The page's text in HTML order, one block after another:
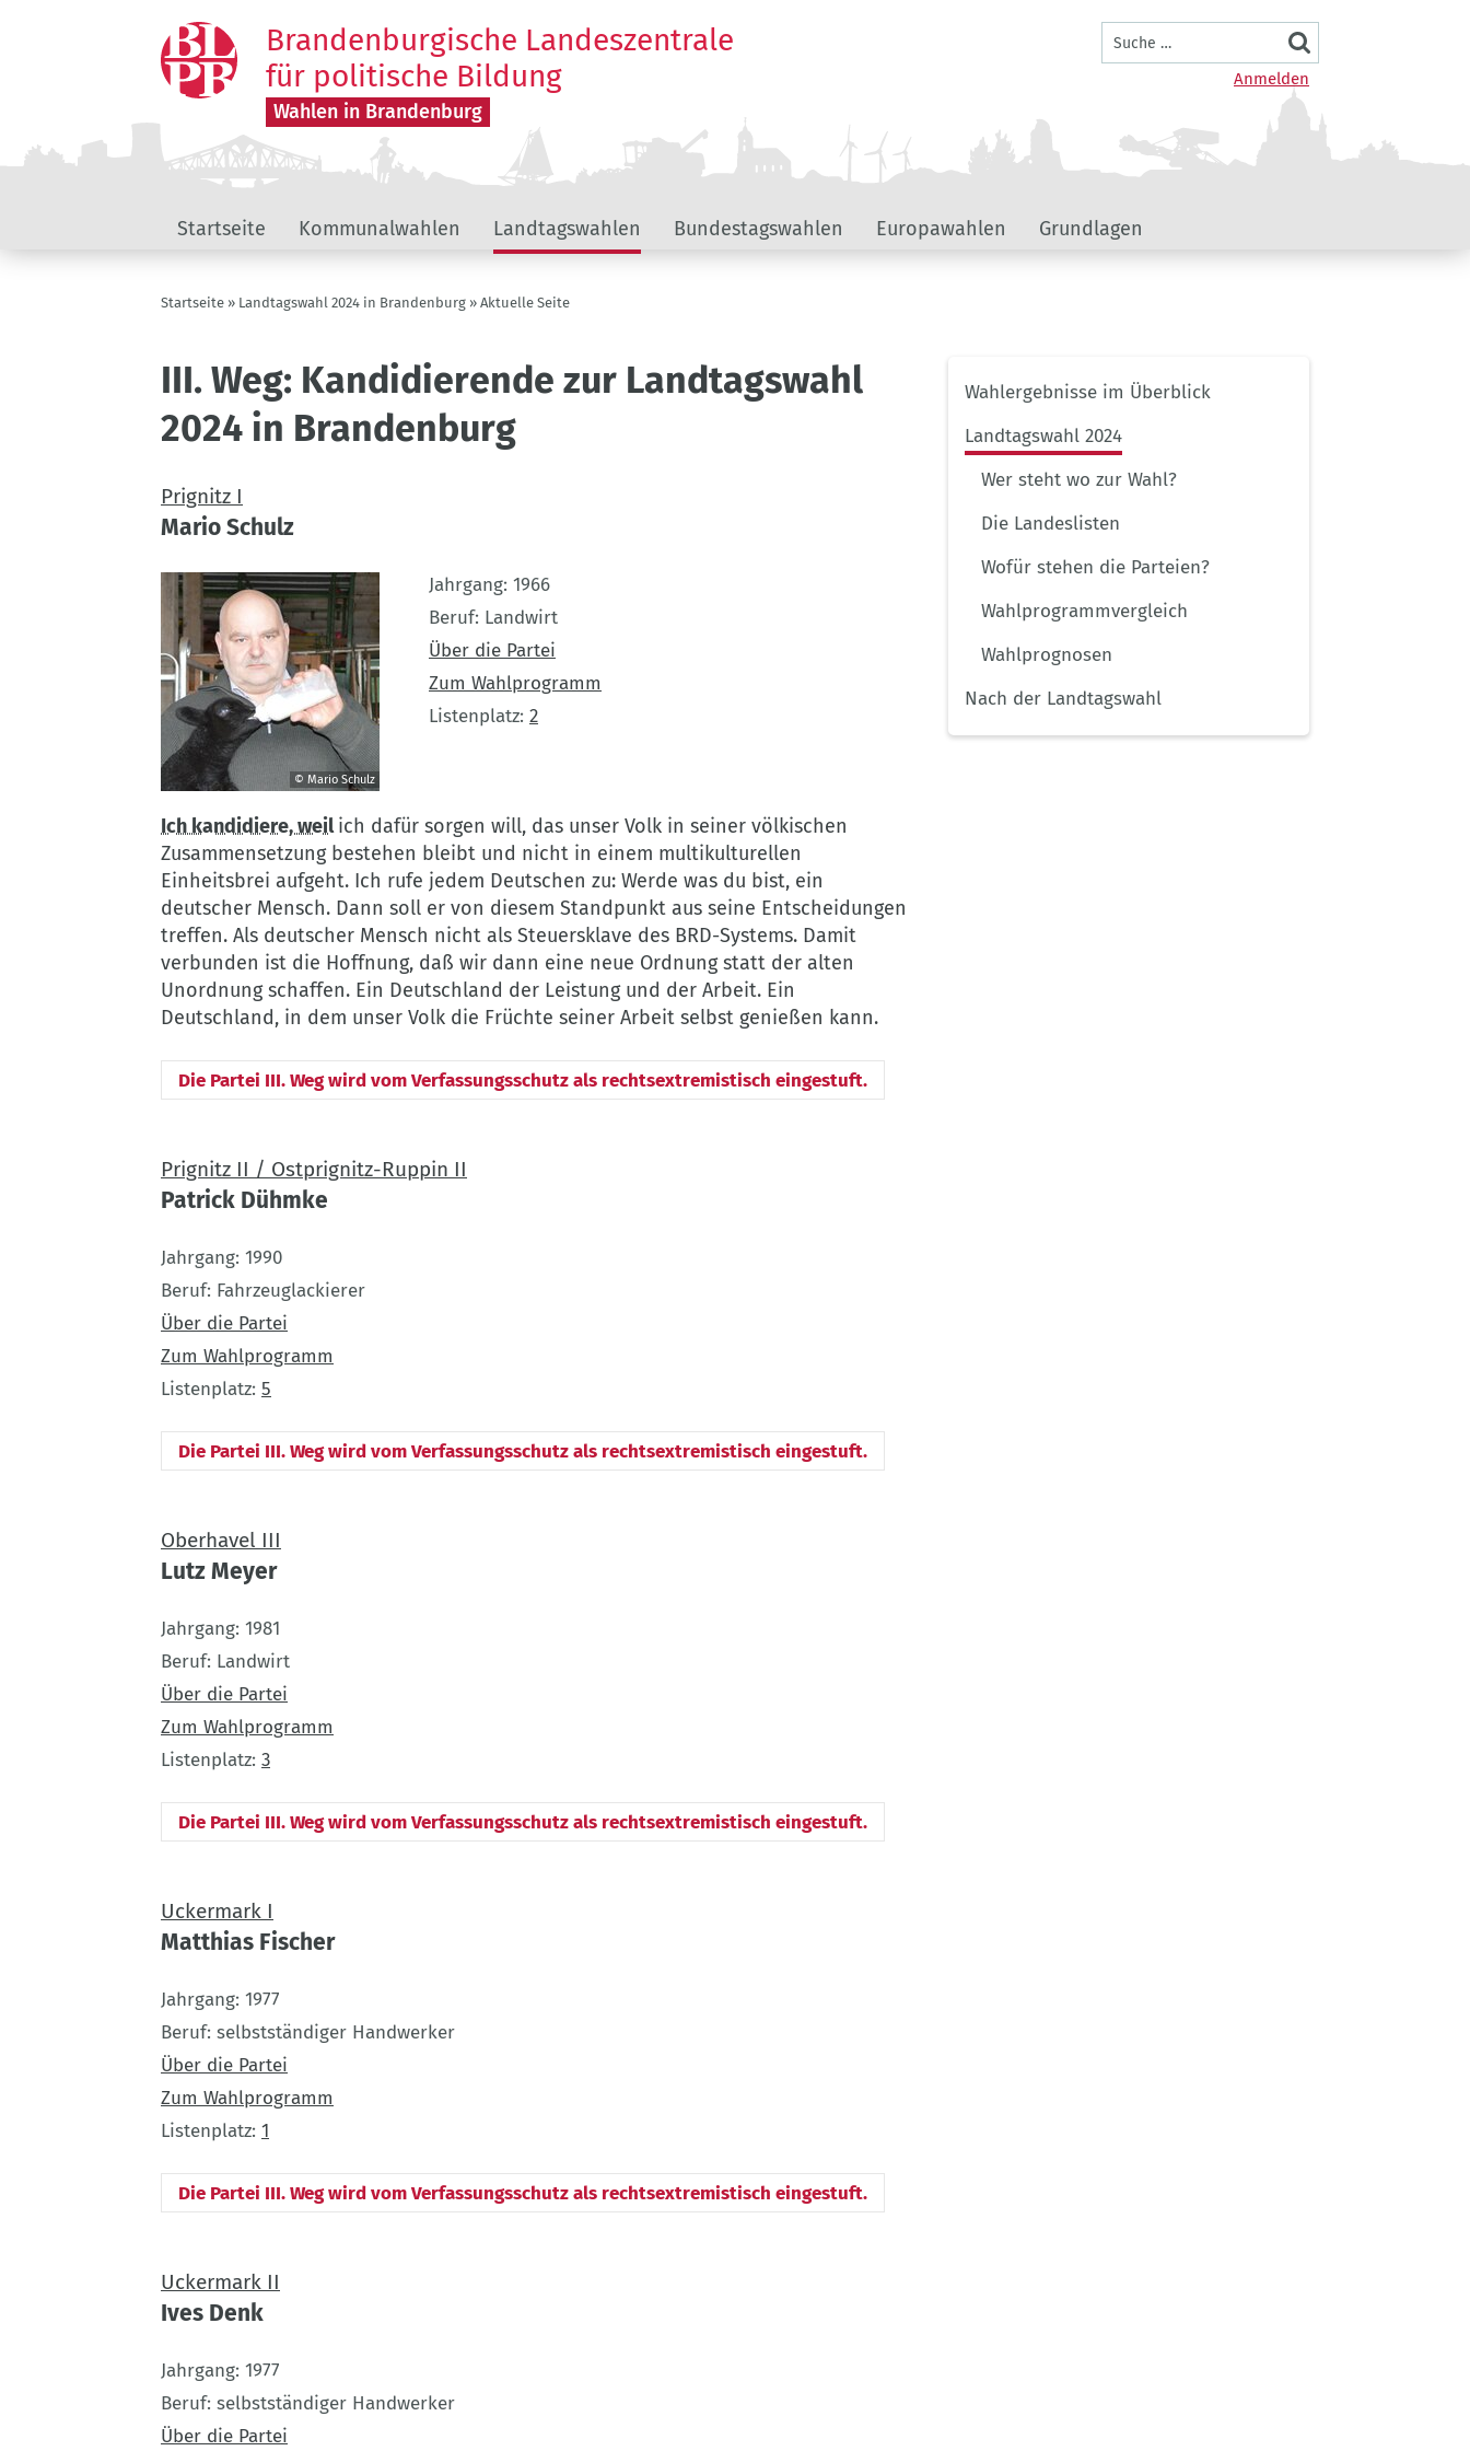
Brandenburgische Landeszentrale
für politische Bildung
Wahlen in Brandenburg
Benutzermenü
Anmelden
Suche
Wahlen
Startseite Kommunalwahlen Landtagswahlen Bundestagswahlen Europawahlen Grundlagen
Pfadnavigation
Startseite Landtagswahl 2024 in Brandenburg Aktuelle Seite
III. Weg: Kandidierende zur Landtagswahl
2024 in Brandenburg
Prignitz I
Mario Schulz
Mario
Schulz
© Mario Schulz
Jahrgang 1966
Beruf Landwirt
Über die Partei
Zum Wahlprogramm
Listenplatz 2
Ich kandidiere, weil ich dafür sorgen will, das unser Volk in seiner völkischen
Zusammensetzung bestehen bleibt und nicht in einem multikulturellen
Einheitsbrei aufgeht. Ich rufe jedem Deutschen zu: Werde was du bist, ein
deutscher Mensch. Dann soll er von diesem Standpunkt aus seine Entscheidungen
treffen. Als deutscher Mensch nicht als Steuersklave des BRD-Systems. Damit
verbunden ist die Hoffnung, daß wir dann eine neue Ordnung statt der alten
Unordnung schaffen. Ein Deutschland der Leistung und der Arbeit. Ein
Deutschland, in dem unser Volk die Früchte seiner Arbeit selbst genießen kann.
Die Partei III. Weg wird vom Verfassungsschutz als rechtsextremistisch eingestuft.
Prignitz II / Ostprignitz-Ruppin II
Patrick Dühmke
Jahrgang 1990
Beruf Fahrzeuglackierer
Über die Partei
Zum Wahlprogramm
Listenplatz 5
Die Partei III. Weg wird vom Verfassungsschutz als rechtsextremistisch eingestuft.
Oberhavel III
Lutz Meyer
Jahrgang 1981
Beruf Landwirt
Über die Partei
Zum Wahlprogramm
Listenplatz 3
Die Partei III. Weg wird vom Verfassungsschutz als rechtsextremistisch eingestuft.
Uckermark I
Matthias Fischer
Jahrgang 1977
Beruf selbstständiger Handwerker
Über die Partei
Zum Wahlprogramm
Listenplatz 1
Die Partei III. Weg wird vom Verfassungsschutz als rechtsextremistisch eingestuft.
Uckermark II
Ives Denk
Jahrgang 1977
Beruf selbstständiger Handwerker
Über die Partei
Unternavigation
Wahlportal
Wahlergebnisse im Überblick
Landtagswahl 2024
Wer steht wo zur Wahl?
Die Landeslisten
Wofür stehen die Parteien?
Wahlprogrammvergleich
Wahlprognosen
Nach der Landtagswahl